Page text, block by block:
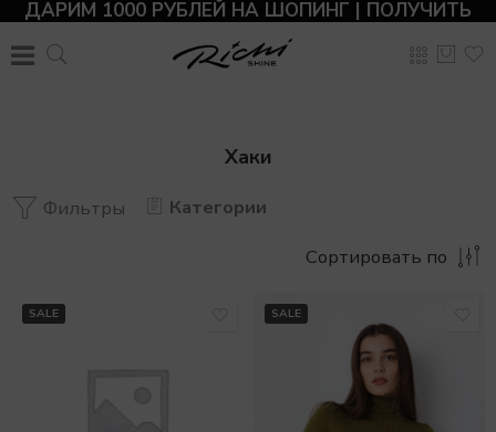
ДАРИМ 1000 РУБЛЕЙ НА ШОПИНГ | ПОЛУЧИТЬ
Хаки
Фильтры
Категории
Сортировать по
SALE SALE